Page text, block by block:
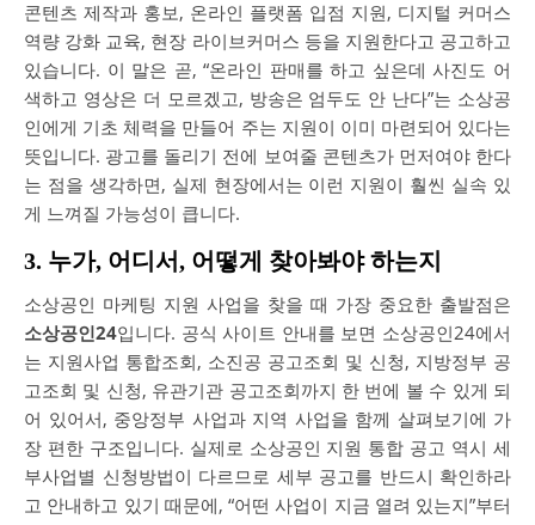
콘텐츠 제작과 홍보, 온라인 플랫폼 입점 지원, 디지털 커머스
역량 강화 교육, 현장 라이브커머스 등을 지원한다고 공고하고
있습니다. 이 말은 곧, “온라인 판매를 하고 싶은데 사진도 어
색하고 영상은 더 모르겠고, 방송은 엄두도 안 난다”는 소상공
인에게 기초 체력을 만들어 주는 지원이 이미 마련되어 있다는
뜻입니다. 광고를 돌리기 전에 보여줄 콘텐츠가 먼저여야 한다
는 점을 생각하면, 실제 현장에서는 이런 지원이 훨씬 실속 있
게 느껴질 가능성이 큽니다.
3. 누가, 어디서, 어떻게 찾아봐야 하는지
소상공인 마케팅 지원 사업을 찾을 때 가장 중요한 출발점은
소상공인24입니다. 공식 사이트 안내를 보면 소상공인24에서
는 지원사업 통합조회, 소진공 공고조회 및 신청, 지방정부 공
고조회 및 신청, 유관기관 공고조회까지 한 번에 볼 수 있게 되
어 있어서, 중앙정부 사업과 지역 사업을 함께 살펴보기에 가
장 편한 구조입니다. 실제로 소상공인 지원 통합 공고 역시 세
부사업별 신청방법이 다르므로 세부 공고를 반드시 확인하라
고 안내하고 있기 때문에, “어떤 사업이 지금 열려 있는지”부터